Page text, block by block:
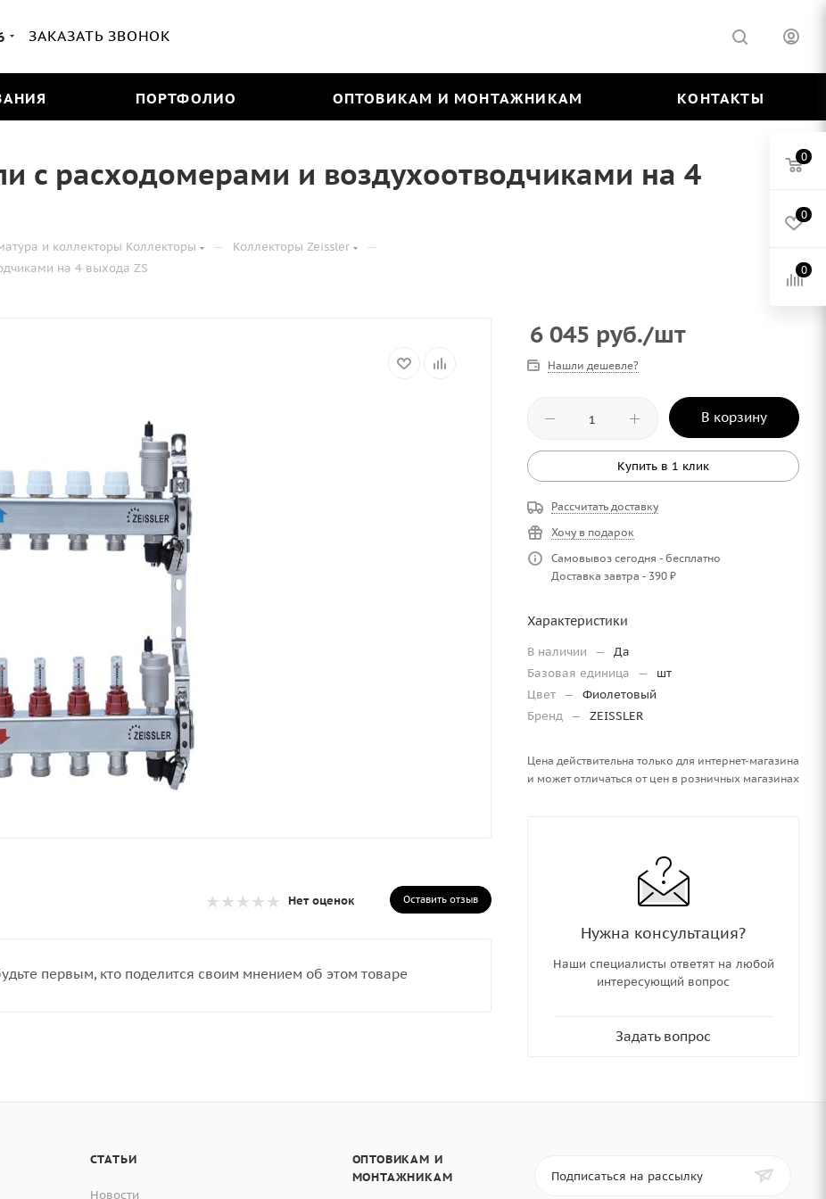
ЗАКАЗАТЬ ЗВОНОК
ПОРТФОЛИО ОПТОВИКАМ И МОНТАЖНИКАМ КОНТАКТЫ
с расходомерами и воздухоотводчиками на 4
и коллекторы Коллекторы — Коллекторы Zeissler —
на 4 выхода ZS
Нет оценок Оставить отзыв
первым, кто поделится своим мнением об этом товаре
6 045 руб./шт
Нашли дешевле?
В корзину
Купить в 1 клик
Рассчитать доставку
Хочу в подарок
Самовывоз сегодня - бесплатно
Доставка завтра - 390 ₽
Характеристики
В наличии —
Да
Базовая единица
—
шт
Цвет —
Фиолетовый
Бренд — ZEISSLER
Цена действительна только для интернет-магазина
и может отличаться от цен в розничных магазинах
Нужна консультация?
Наши специалисты ответят на любой
интересующий вопрос
Задать вопрос
СТАТЬИ
Новости
ОПТОВИКАМ И
МОНТАЖНИКАМ
Подписаться на рассылку
0
0
0